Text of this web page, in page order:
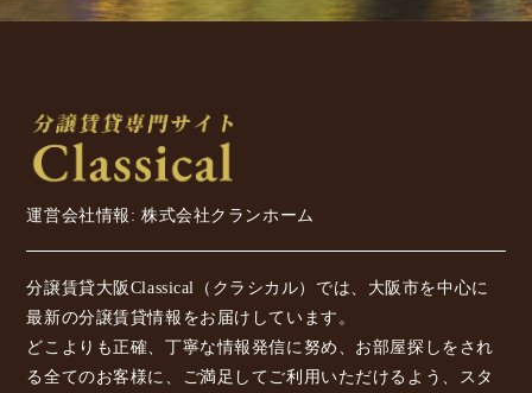
運営会社情報: 株式会社クランホーム
分譲賃貸大阪Classical（クラシカル）では、大阪市を中心に
最新の分譲賃貸情報をお届けしています。
どこよりも正確、丁寧な情報発信に努め、お部屋探しをされ
る全てのお客様に、ご満足してご利用いただけるよう、スタ